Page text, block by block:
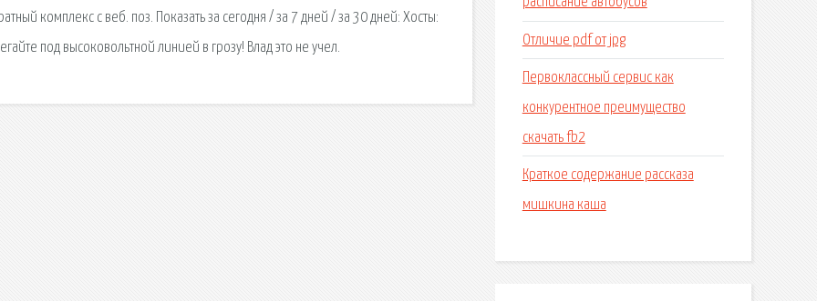
комплекс с веб. поз. Показать за сегодня / за 7 дней / за 30 дней: Хосты:
под высоковольтной линией в грозу! Влад это не учел.
Отличие pdf от jpg
Первоклассный сервис как
конкурентное преимущество
скачать fb2
Краткое содержание рассказа
мишкина каша